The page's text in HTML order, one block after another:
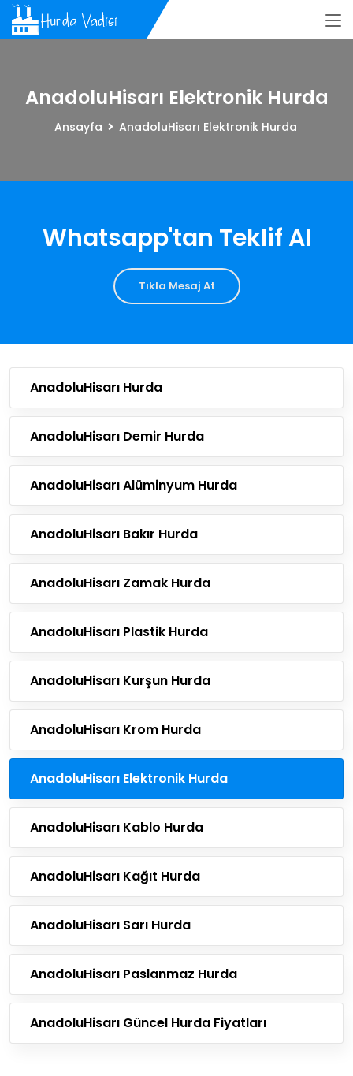
AnadoluHisarı Elektronik Hurda
Ansayfa AnadoluHisarı Elektronik Hurda
Whatsapp'tan Teklif Al
Tıkla Mesaj At
AnadoluHisarı Hurda
AnadoluHisarı Demir Hurda
AnadoluHisarı Alüminyum Hurda
AnadoluHisarı Bakır Hurda
AnadoluHisarı Zamak Hurda
AnadoluHisarı Plastik Hurda
AnadoluHisarı Kurşun Hurda
AnadoluHisarı Krom Hurda
AnadoluHisarı Elektronik Hurda
AnadoluHisarı Kablo Hurda
AnadoluHisarı Kağıt Hurda
AnadoluHisarı Sarı Hurda
AnadoluHisarı Paslanmaz Hurda
AnadoluHisarı Güncel Hurda Fiyatları